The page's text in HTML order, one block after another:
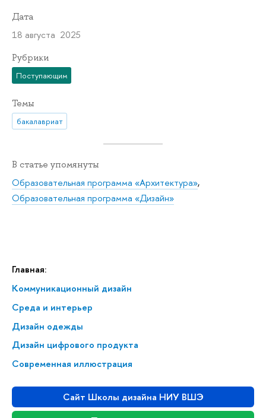
Главная:
Коммуникационный дизайн
Среда и интерьер
Дизайн одежды
Дизайн цифрового продукта
Современная иллюстрация
Сайт Школы дизайна НИУ ВШЭ
Дата
18 августа 2025
Рубрики
Поступающим
Темы
бакалавриат
В статье упомянуты
Образовательная программа «Архитектура»,
Образовательная программа «Дизайн»